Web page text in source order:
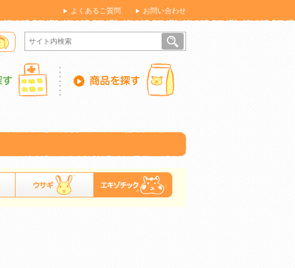
よくあるご質問 お問い合わせ